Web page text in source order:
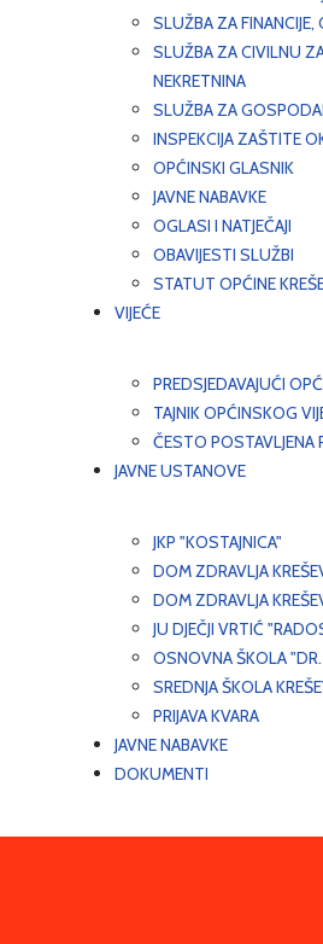
SLUŽBA ZA
SLUŽBA ZA CIVILNU
NEKRETNINA
SLUŽBA ZA
INSPEKCIJA ZAŠTITE
OPĆINSKI GLASNIK
JAVNE NABAVKE
OGLASI I NATJEČAJI
OBAVIJESTI SLUŽBI
STATUT OPĆINE
VIJEĆE
PREDSJEDAVAJUĆI
TAJNIK OPĆINSKOG
ČESTO POSTAVLJENA
JAVNE USTANOVE
JKP "KOSTAJNICA"
DOM ZDRAVLJA
DOM ZDRAVLJA
JU DJEČJI VRTIĆ
OSNOVNA ŠKOLA
SREDNJA ŠKOLA
PRIJAVA KVARA
JAVNE NABAVKE
DOKUMENTI